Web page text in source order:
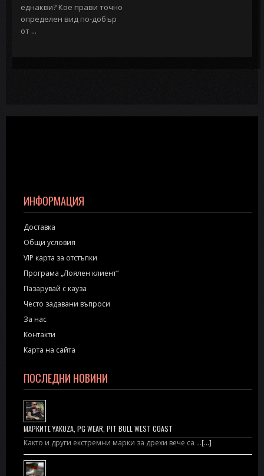
еднакви? Кое прави точно
определен вид по-добър
от ...
ИНФОРМАЦИЯ
Доставка
Общи условия
VIP карта за отстъпки
Програма „Лоялен клиент“
Пазарувай с кауза
Често задавани въпроси
За нас
Контакти
Карта на сайта
ПОСЛЕДНИ НОВИНИ
МАРКИТЕ YAKUZA, PG WEAR, PIT BULL WEST COAST
Както и други екстремни марки за дрехи вече са …[...]